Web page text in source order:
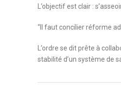
L’objectif est clair :
“Il faut concilier réforme
L’ordre se dit prête à
stabilité d’un système de